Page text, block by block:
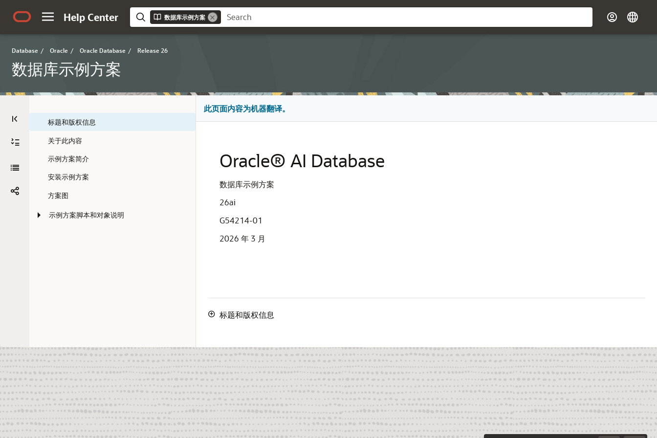
Help Center 数据库示例方案
Database / Oracle / Oracle Database / Release 26
数据库示例方案
标题和版权信息
关于此内容
示例方案简介
安装示例方案
方案图
示例方案脚本和对象说明
此页面内容为机器翻译。
Oracle® AI Database
数据库示例方案
26ai
G54214-01
2026 年 3 月
标题和版权信息